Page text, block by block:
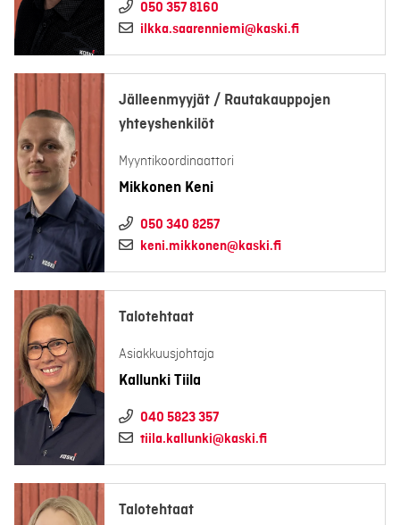
050 357 8160
ilkka.saarenniemi@kaski.fi
Jälleenmyyjät / Rautakauppojen
yhteyshenkilöt
Myyntikoordinaattori
Mikkonen Keni
050 340 8257
keni.mikkonen@kaski.fi
Talotehtaat
Asiakkuusjohtaja
Kallunki Tiila
040 5823 357
tiila.kallunki@kaski.fi
Talotehtaat